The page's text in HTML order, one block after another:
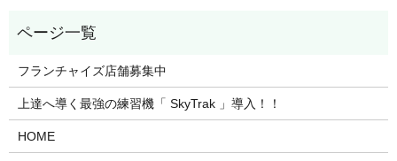
フランチャイズ店舗募集中
上達へ導く最強の練習機「 SkyTrak 」導入！！
HOME